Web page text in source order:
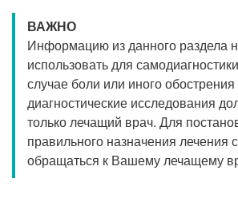
ВАЖНО
Информацию из данного раздела
использовать для
случае боли или иного
диагностические исследования
только лечащий врач. Для
правильного назначения лечения
обращаться к Вашему лечащему